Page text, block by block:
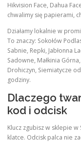
Hikvision Face, Dahua
chwalimy się papierami,
Działamy lokalnie w
To znaczy: Sokołów
Sabnie, Repki, Jabłonna
Sadowne, Małkinia
Drohiczyn, Siemiatycze
godziny.
Dlaczego
kod i odcisk
Klucz zgubisz w sklepie
klatce. Odcisk palca nie